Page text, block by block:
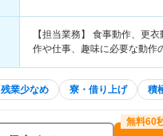
【担当業務】 食事動作、更
作や仕事、趣味に必要な動
残業少なめ 寮・借り上げ 積